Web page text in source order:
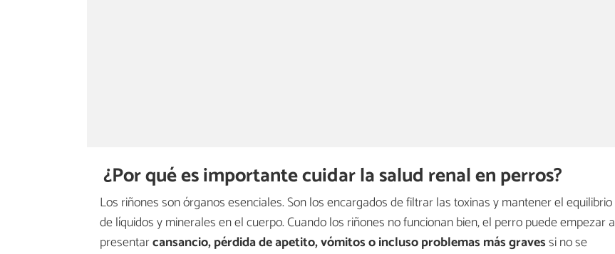
¿Por qué es importante cuidar la salud renal en perros?
Los riñones son órganos esenciales. Son los encargados de filtrar las toxinas y mantener el equilibrio
de líquidos y minerales en el cuerpo. Cuando los riñones no funcionan bien, el perro puede empezar a
presentarcansancio, pérdida de apetito, vómitos o incluso problemas más gravessi no se